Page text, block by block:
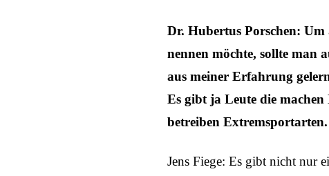
Dr. Hubertus Porschen:
nennen möchte, sollte man
aus meiner Erfahrung
Es gibt ja Leute die
betreiben
Jens Fiege: Es gibt nicht nur